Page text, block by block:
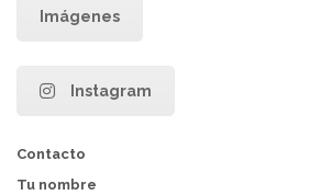
Imágenes
Instagram
Contacto
Tu nombre